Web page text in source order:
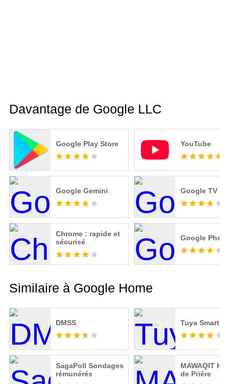
Davantage de Google LLC
Google Play Store YouTube
Google Gemini Google TV
Chrome : rapide et
sécurisé
Google
Similaire à Google Home
DMSS Tuya Smart
SagaPoll Sondages
rémunérés
MAWAQIT
de Prière